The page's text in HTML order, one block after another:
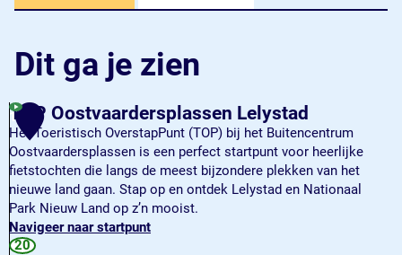
Dit ga je zien
1
TOP Oostvaardersplassen Lelystad
Het Toeristisch OverstapPunt (TOP) bij het Buitencentrum
Oostvaardersplassen is een perfect startpunt voor heerlijke
fietstochten die langs de meest bijzondere plekken van het
nieuwe land gaan. Stap op en ontdek Lelystad en Nationaal
Park Nieuw Land op z’n mooist.
Navigeer naar startpunt
T20